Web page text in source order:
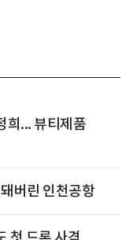
희... 뷰티제품
버린 인천공항